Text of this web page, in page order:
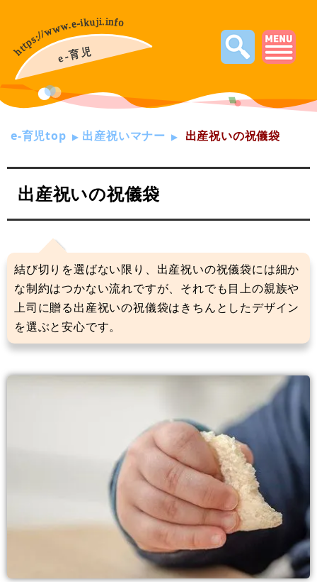
e-育児top 出産祝いマナー 出産祝いの祝儀袋
出産祝いの祝儀袋
結び切りを選ばない限り、出産祝いの祝儀袋には細か
な制約はつかない流れですが、それでも目上の親族や
上司に贈る出産祝いの祝儀袋はきちんとしたデザイン
を選ぶと安心です。